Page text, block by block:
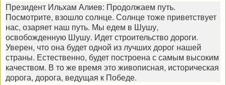
Президент Ильхам Алиев: Продолжаем путь.
Посмотрите, взошло солнце. Солнце тоже приветствует
нас, озаряет наш путь. Мы едем в Шушу,
освобожденную Шушу. Идет строительство дороги.
Уверен, что она будет одной из лучших дорог нашей
страны. Естественно, будет построена с самым высоким
качеством. В то же время это живописная, историческая
дорога, дорога, ведущая к Победе.